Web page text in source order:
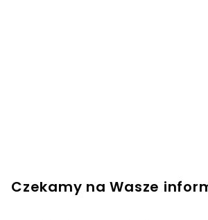
Czekamy na Wasze